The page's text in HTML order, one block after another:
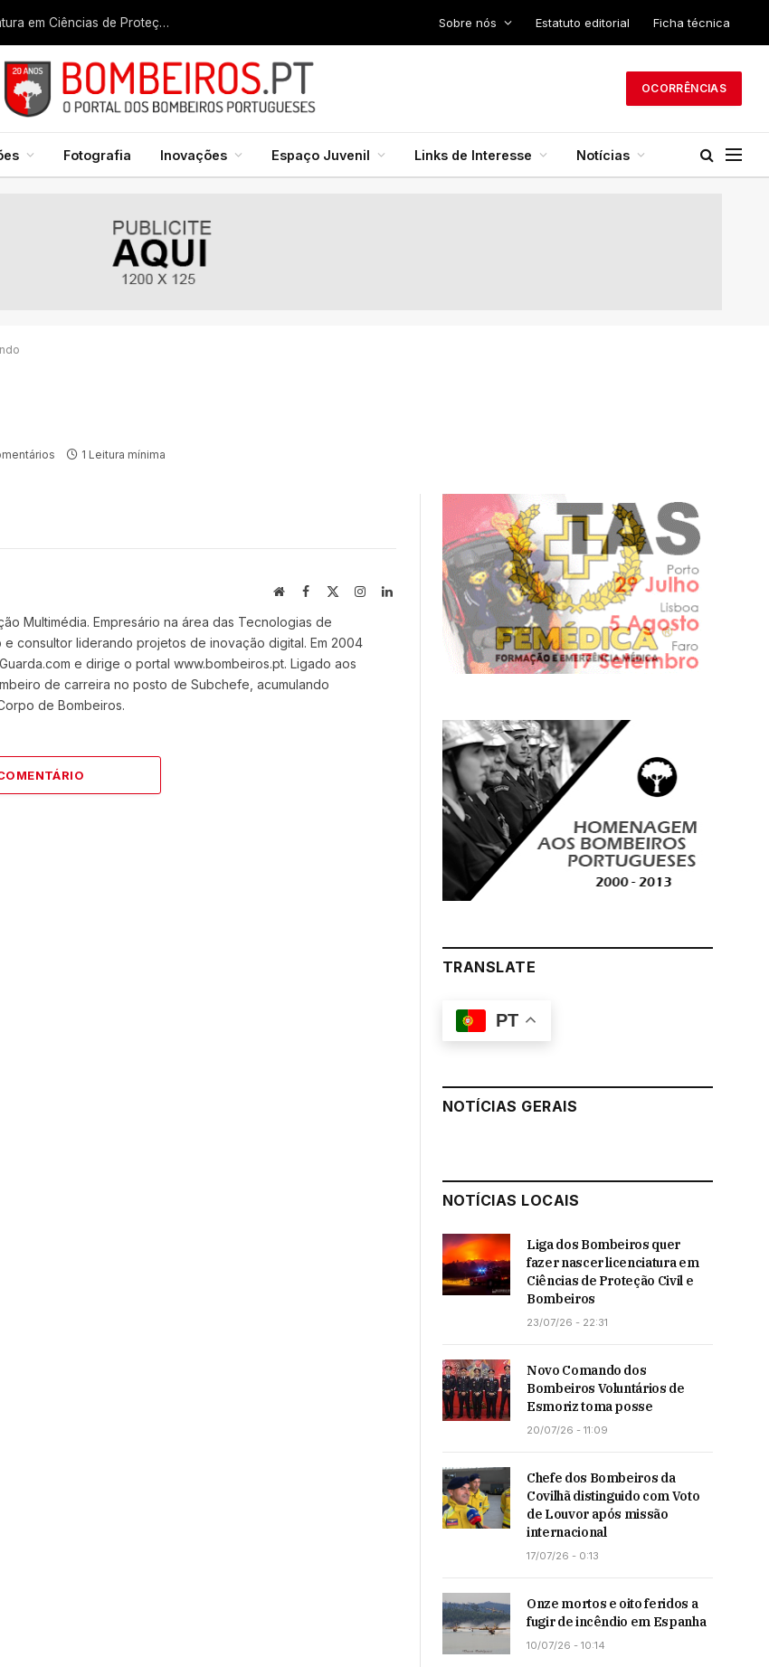
Liga dos Bombeiros quer fazer nascer licenciatura em Ciências de Proteção Civil e Bombeiros Sobre nós Estatuto editorial Ficha técnica
OCORRÊNCIAS
Fotografia Inovações Espaço Juvenil Links de Interesse Notícias
1 Leitura mínima
WebsiteFacebook InstagramLinkedIn
Multimédia. Empresário na área das Tecnologias de
consultor liderando projetos de inovação digital. Em 2004
e dirige o portal www.bombeiros.pt. Ligado aos
de carreira no posto de Subchefe, acumulando
de Bombeiros.
TRANSLATE
PT
NOTÍCIAS GERAIS
NOTÍCIAS LOCAIS
Liga dos Bombeiros quer
fazer nascer licenciatura em
Ciências de Proteção Civil e
Bombeiros
23/07/26 - 22:31
Novo Comando dos
Bombeiros Voluntários de
Esmoriz toma posse
20/07/26 - 11:09
Chefe dos Bombeiros da
Covilhã distinguido com Voto
de Louvor após missão
internacional
17/07/26 - 0:13
Onze mortos e oito feridos a
fugir de incêndio em Espanha
10/07/26 - 10:14